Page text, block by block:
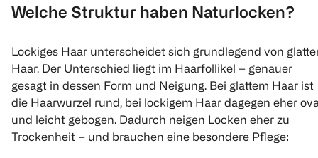
Welche Struktur haben Naturlocken?
Lockiges Haar unterscheidet sich grundlegend von
Haar. Der Unterschied liegt im Haarfollikel – genauer
gesagt in dessen Form und Neigung. Bei glattem Haar ist
die Haarwurzel rund, bei lockigem Haar dagegen eher
und leicht gebogen. Dadurch neigen Locken eher zu
Trockenheit – und brauchen eine besondere Pflege: